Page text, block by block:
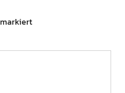
markiert